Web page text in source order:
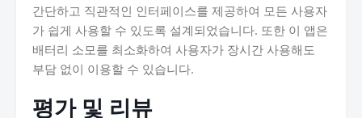
간단하고 직관적인 인터페이스를 제공하여 모든 사용자
가 쉽게 사용할 수 있도록 설계되었습니다. 또한 이 앱은
배터리 소모를 최소화하여 사용자가 장시간 사용해도
부담 없이 이용할 수 있습니다.
평가 및 리뷰